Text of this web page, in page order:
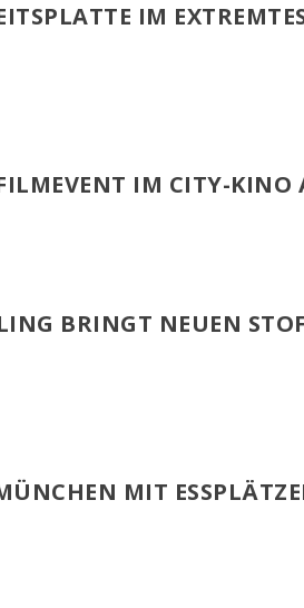
IM
IM CITY-KINO
BRINGT NEUEN
MIT